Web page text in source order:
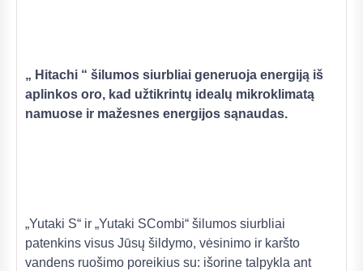
„ Hitachi “ šilumos siurbliai generuoja energiją iš
aplinkos oro, kad užtikrintų idealų mikroklimatą
namuose ir mažesnes energijos sąnaudas.
„Yutaki S“ ir „Yutaki SCombi“ šilumos siurbliai
patenkins visus Jūsų šildymo, vėsinimo ir karšto
vandens ruošimo poreikius su: išorine talpykla ant